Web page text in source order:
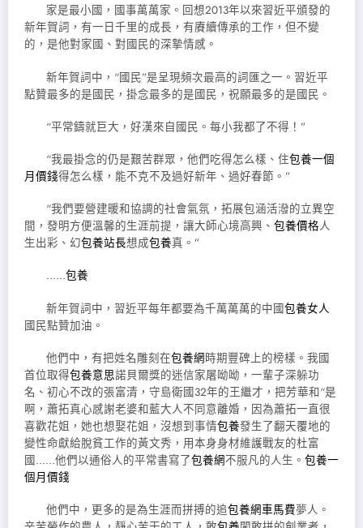
家是最小國，國事萬萬家。回想2013年以來習近平頒發的
新年賀詞，有一日千里的成長，有賡續傳承的工作，但不變
的，是他對家國、對國民的深摯情感。
新年賀詞中，“國民”是呈現頻次最高的詞匯之一。習近平
點贊最多的是國民，掛念最多的是國民，祝願最多的是國民。
“平常鑄就巨大，好漢來自國民。每小我都了不得！”
“我最掛念的仍是艱苦群眾，他們吃得怎么樣、住包養一個
月價錢得怎么樣，能不克不及過好新年、過好春節。”
“我們要營建暖和協調的社會氣氛，拓展包涵活潑的立異空
間，發明方便溫馨的生涯前提，讓大師心境高興、 包養價格人
生出彩、幻包養站長想成包養真。”
……包養
新年賀詞中，習近平每年都要為千萬萬萬的中國包養女人
國民點贊加油。
他們中，有把姓名雕刻在包養網時期豐碑上的榜樣。我國
首位取得包養意思諾貝爾獎的迷信家屠呦呦，一輩子深躲功
名、初心不改的張富清，守島衛國32年的王繼才，把芳華和“是
啊，蕭拓真心感謝老婆和藍大人不同意離婚，因為蕭拓一直很
喜歡花姐，她也想娶花姐，沒想到事情包養發生了翻天覆地的
變性命獻給脫貧工作的黃文秀，用本身身材維護戰友的杜富
國……他們以通俗人的平常書寫了包養網不服凡的人生。 包養一
個月價錢
他們中，更多的是為生涯而拼搏的追包養網車馬費夢人。